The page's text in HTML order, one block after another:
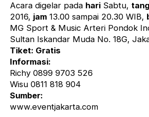
Acara digelar pada hari Sabtu,
2016, jam 13.00 sampai 20.30 WIB,
MG Sport & Music Arteri Pondok
Sultan Iskandar Muda No. 18G,
Tiket: Gratis
Informasi:
Richy 0899 9703 526
Wisu 0811 818 904
Sumber:
www.eventjakarta.com